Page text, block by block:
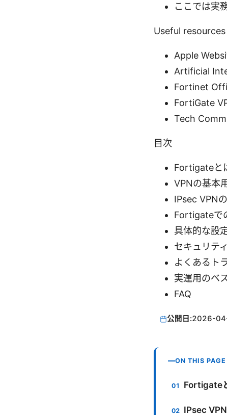
ここでは実
Useful
Apple
Artificial
Fortinet
FortiGate
Tech
目次
Fortigateと
VPNの基本
IPsec VPN
Fortigateで
具体的な設
セキュリテ
よくあるト
実運用のベ
FAQ
公開日:2026-
ON THIS PAGE
Fortigate
IPsec